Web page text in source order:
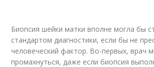
Биопсия шейки матки вполне могла бы
стандартом диагностики, если бы не
человеческий фактор. Во-первых, врач
промахнуться, даже если биопсия